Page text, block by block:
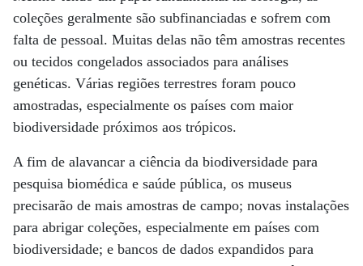
coleções geralmente são subfinanciadas e sofrem com
falta de pessoal. Muitas delas não têm amostras recentes
ou tecidos congelados associados para análises
genéticas. Várias regiões terrestres foram pouco
amostradas, especialmente os países com maior
biodiversidade próximos aos trópicos.
A fim de alavancar a ciência da biodiversidade para
pesquisa biomédica e saúde pública, os museus
precisarão de mais amostras de campo; novas instalações
para abrigar coleções, especialmente em países com
biodiversidade; e bancos de dados expandidos para